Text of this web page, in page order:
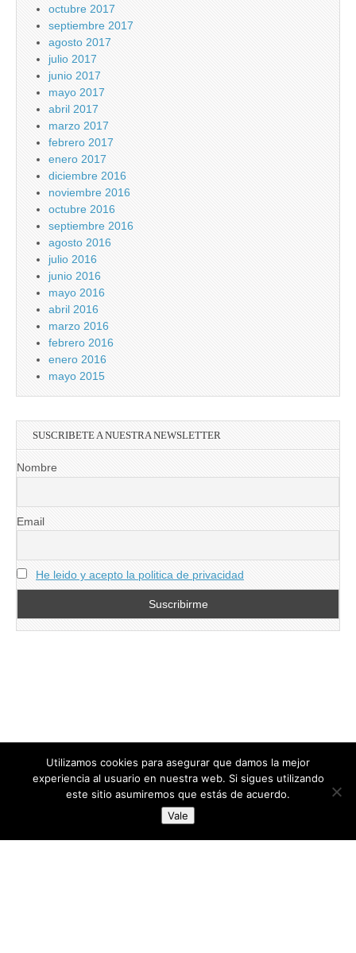
octubre 2017
septiembre 2017
agosto 2017
julio 2017
junio 2017
mayo 2017
abril 2017
marzo 2017
febrero 2017
enero 2017
diciembre 2016
noviembre 2016
octubre 2016
septiembre 2016
agosto 2016
julio 2016
junio 2016
mayo 2016
abril 2016
marzo 2016
febrero 2016
enero 2016
mayo 2015
SUSCRIBETE A NUESTRA NEWSLETTER
Nombre
Email
He leido y acepto la politica de privacidad
directoresdeseguridad.es
Diseñado por Centro Andaluz de Estudios y Entrenamiento
Utilizamos cookies para asegurar que damos la mejor
experiencia al usuario en nuestra web. Si sigues utilizando
este sitio asumiremos que estás de acuerdo.
Vale